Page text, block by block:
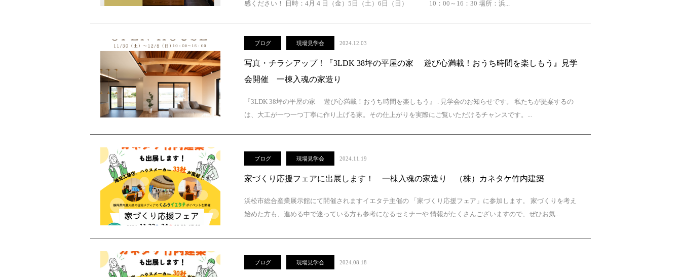
感ください！ 日時：4月４日（金）5日（土）6日（日） 10：00～16：30 場所：浜...
ブログ 現場見学会 2024.12.03
写真・チラシアップ！『3LDK 38坪の平屋の家 遊び心満載！おうち時間を楽しもう』見学
会開催 一棟入魂の家造り
『3LDK 38坪の平屋の家 遊び心満載！おうち時間を楽しもう』 . 見学会のお知らせです。 私たちが提案するの
は、大工が一つ一つ丁寧に作り上げる家。その仕上がりを実際にご覧いただけるチャンスです。...
ブログ 現場見学会 2024.11.19
家づくり応援フェアに出展します！ 一棟入魂の家造り （株）カネタケ竹内建築
浜松市総合産業展示館にて開催されますイエタテ主催の 「家づくり応援フェア」に参加します。 家づくりを考え
始めた方も、進める中で迷っている方も参考になるセミナーや 情報がたくさんございますので、ぜひお気...
ブログ 現場見学会 2024.08.18